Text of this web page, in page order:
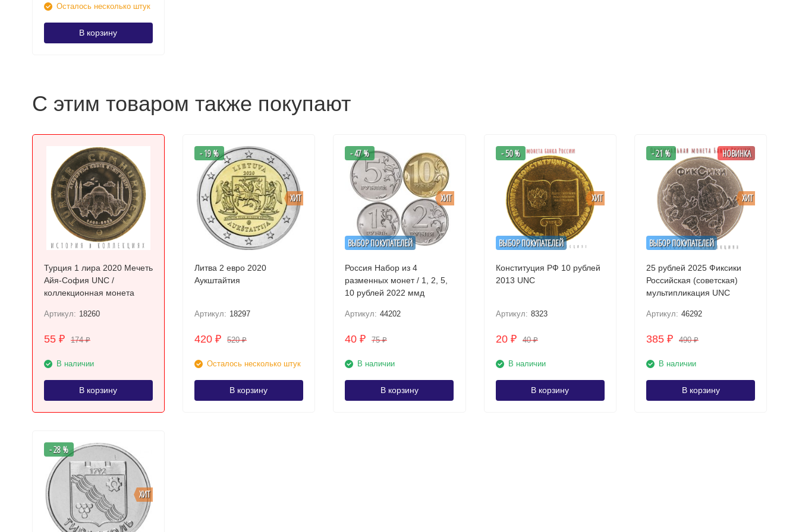
Осталось несколько штук
В корзину
С этим товаром также покупают
Турция 1 лира 2020 Мечеть
Айя-София UNC /
коллекционная монета
Артикул: 18260
55 ₽ 174₽
В наличии
В корзину
ХИТ
- 19 %
Литва 2 евро 2020
Аукштайтия
Артикул: 18297
420 ₽ 520₽
Осталось несколько штук
В корзину
ВЫБОР ПОКУПАТЕЛЕЙ
ХИТ
- 47 %
Россия Набор из 4
разменных монет / 1, 2, 5,
10 рублей 2022 ммд
Артикул: 44202
40₽ 75₽
В наличии
В корзину
ВЫБОР ПОКУПАТЕЛЕЙ
ХИТ
- 50 %
Конституция РФ 10 рублей
2013 UNC
Артикул: 8323
20 ₽ 40₽
В наличии
В корзину
ВЫБОР ПОКУПАТЕЛЕЙ
ХИТ
- 21 % НОВИНКА
25 рублей 2025 Фиксики
Российская (советская)
мультипликация UNC
Артикул: 46292
385₽ 490₽
В наличии
В корзину
ХИТ
- 28 %